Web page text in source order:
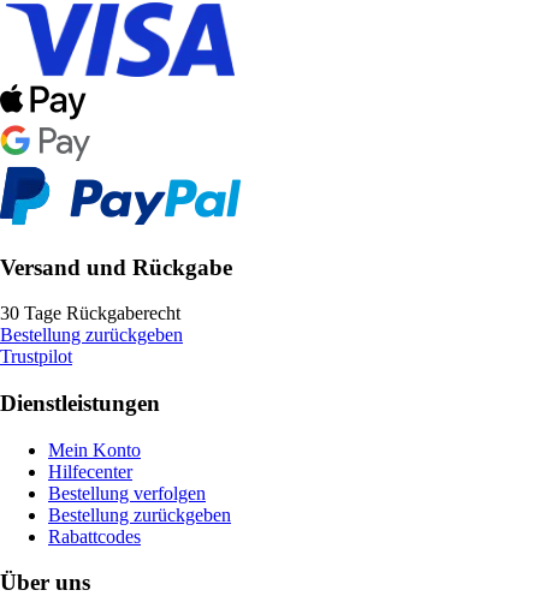
Versand und Rückgabe
30 Tage Rückgaberecht
Bestellung zurückgeben
Trustpilot
Dienstleistungen
Mein Konto
Hilfecenter
Bestellung verfolgen
Bestellung zurückgeben
Rabattcodes
Über uns